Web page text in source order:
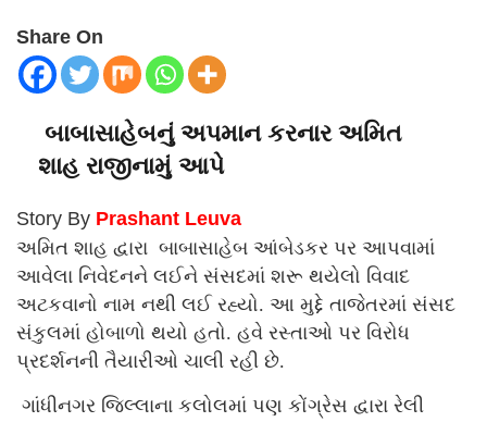
Share On
બાબાસાહેબનું અપમાન કરનાર અમિત
શાહ રાજીનામું આપે
Story By Prashant Leuva
અમિત શાહ દ્વારા બાબાસાહેબ આંબેડકર પર આપવામાં
આવેલા નિવેદનને લઈને સંસદમાં શરૂ થયેલો વિવાદ
અટકવાનો નામ નથી લઈ રહ્યો. આ મુદ્દે તાજેતરમાં સંસદ
સંકુલમાં હોબાળો થયો હતો. હવે રસ્તાઓ પર વિરોધ
પ્રદર્શનની તૈયારીઓ ચાલી રહી છે.
ગાંધીનગર જિલ્લાના કલોલમાં પણ કોંગ્રેસ દ્વારા રેલી